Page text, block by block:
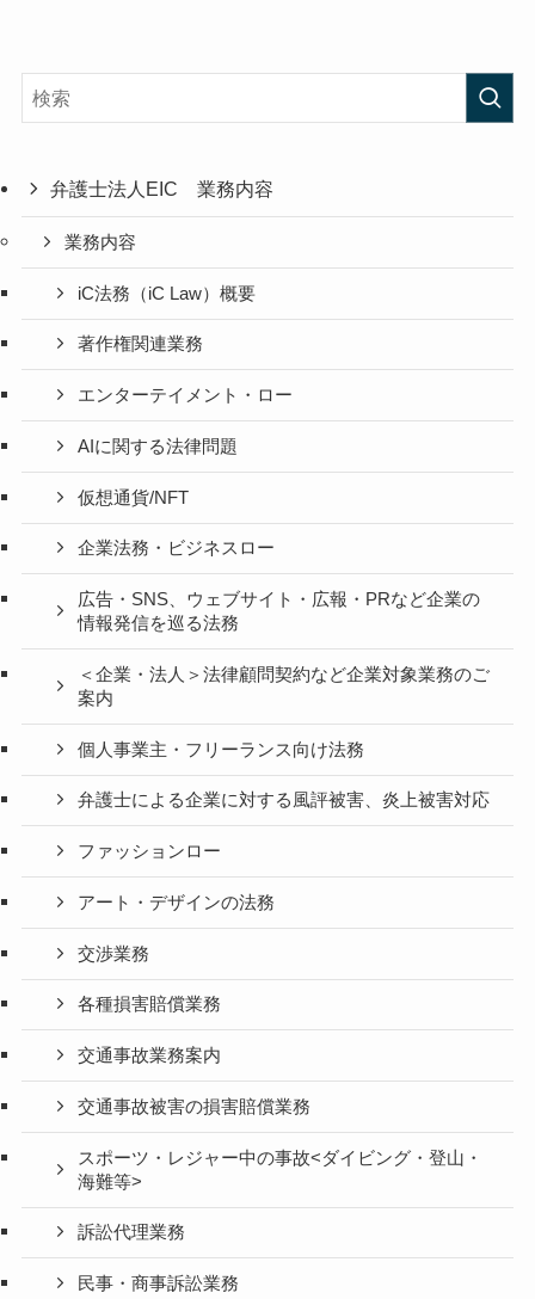
弁護士法人EIC 業務内容
業務内容
iC法務（iC Law）概要
著作権関連業務
エンターテイメント・ロー
AIに関する法律問題
仮想通貨/NFT
企業法務・ビジネスロー
広告・SNS、ウェブサイト・広報・PRなど企業の
情報発信を巡る法務
＜企業・法人＞法律顧問契約など企業対象業務のご
案内
個人事業主・フリーランス向け法務
弁護士による企業に対する風評被害、炎上被害対応
ファッションロー
アート・デザインの法務
交渉業務
各種損害賠償業務
交通事故業務案内
交通事故被害の損害賠償業務
スポーツ・レジャー中の事故<ダイビング・登山・
海難等>
訴訟代理業務
民事・商事訴訟業務